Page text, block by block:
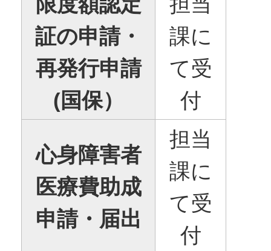
証の申請・
再発行申請
(国保）
課に
て受
付
心身障害者
医療費助成
申請・届出
担当
課に
て受
付